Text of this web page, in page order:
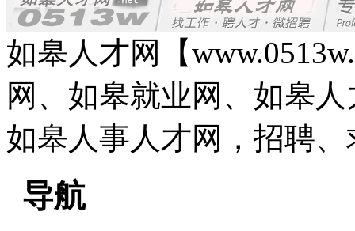
如皋人才网【
网、如皋就业网、如皋
如皋人事人才网，招聘
导航